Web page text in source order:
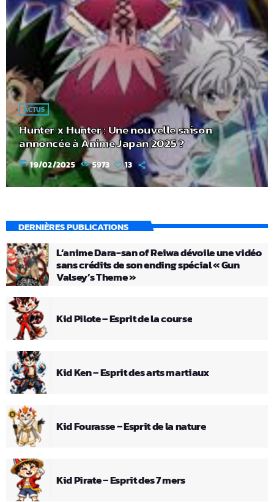
ACTUS
Hunter x Hunter : Une nouvelle saison
annoncée à Anime Japan 2025 ?
today 19/02/2025 5973 13
DERNIÈRES PUBLICATIONS
L’anime Dara-san of Reiwa dévoile une vidéo
sans crédits de son ending spécial « Gun
Valsey’s Theme »
Kid Pilote – Esprit de la course
Kid Ken – Esprit des arts martiaux
Kid Fourasse – Esprit de la nature
Kid Pirate – Esprit des 7 mers